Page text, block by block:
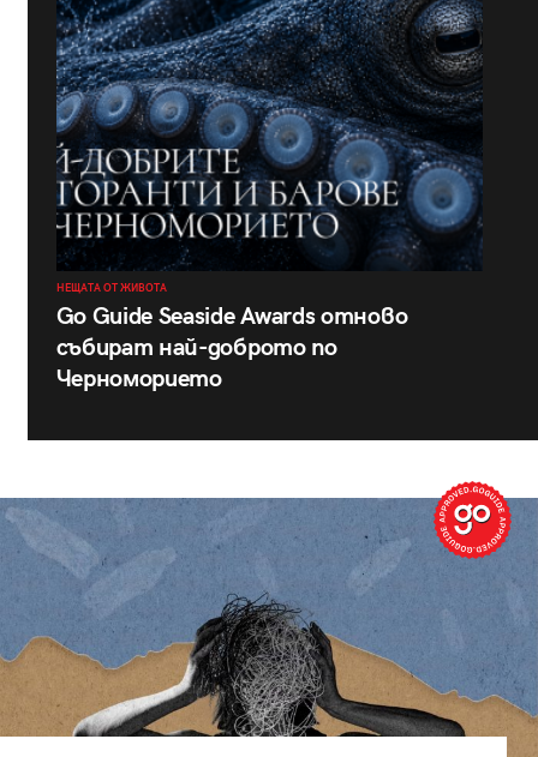
НЕЩАТА ОТ ЖИВОТА
Go Guide Seaside Awards отново
събират най-доброто по
Черноморието